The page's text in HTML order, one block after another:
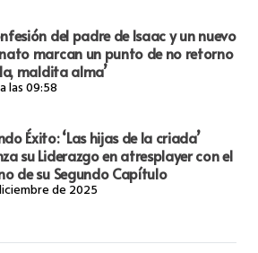
del padre de Isaac y un nuevo
marcan un punto de no retorno
maldita alma’
las 09:58
Éxito: ‘Las hijas de la criada’
su Liderazgo en atresplayer con el
de su Segundo Capítulo
de 2025